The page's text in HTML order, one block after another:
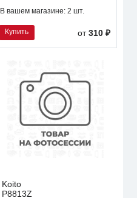
В вашем магазине: 2 шт.
Купить от310 ₽
Koito
P8813Z